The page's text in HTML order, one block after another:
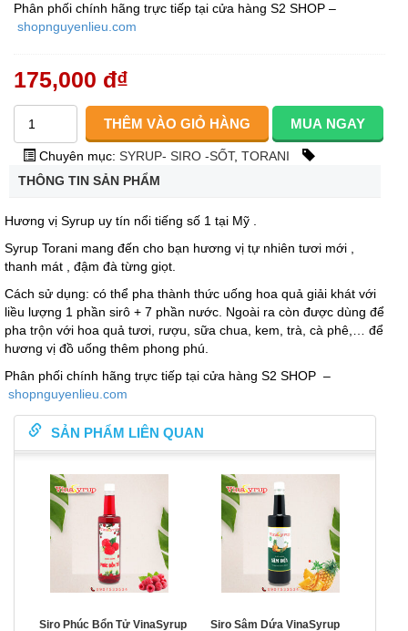
Phân phối chính hãng trực tiếp tại cửa hàng S2 SHOP –
shopnguyenlieu.com
175,000 đ₫
Chuyên mục: SYRUP- SIRO -SỐT, TORANI
THÔNG TIN SẢN PHẨM
Hương vị Syrup uy tín nổi tiếng số 1 tại Mỹ .
Syrup Torani mang đến cho bạn hương vị tự nhiên tươi mới ,
thanh mát , đậm đà từng giọt.
Cách sử dụng: có thể pha thành thức uống hoa quả giải khát với
liều lượng 1 phần sirô + 7 phần nước. Ngoài ra còn được dùng để
pha trộn với hoa quả tươi, rượu, sữa chua, kem, trà, cà phê,… để
hương vị đồ uống thêm phong phú.
Phân phối chính hãng trực tiếp tại cửa hàng S2 SHOP –
shopnguyenlieu.com
SẢN PHẨM LIÊN QUAN
Siro Phúc Bổn Tử VinaSyrup
Siro Sâm Dứa VinaSyrup